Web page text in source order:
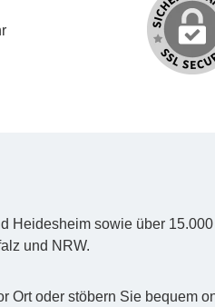
Heidesheim sowie über
und NRW.
Ort oder stöbern Sie bequem